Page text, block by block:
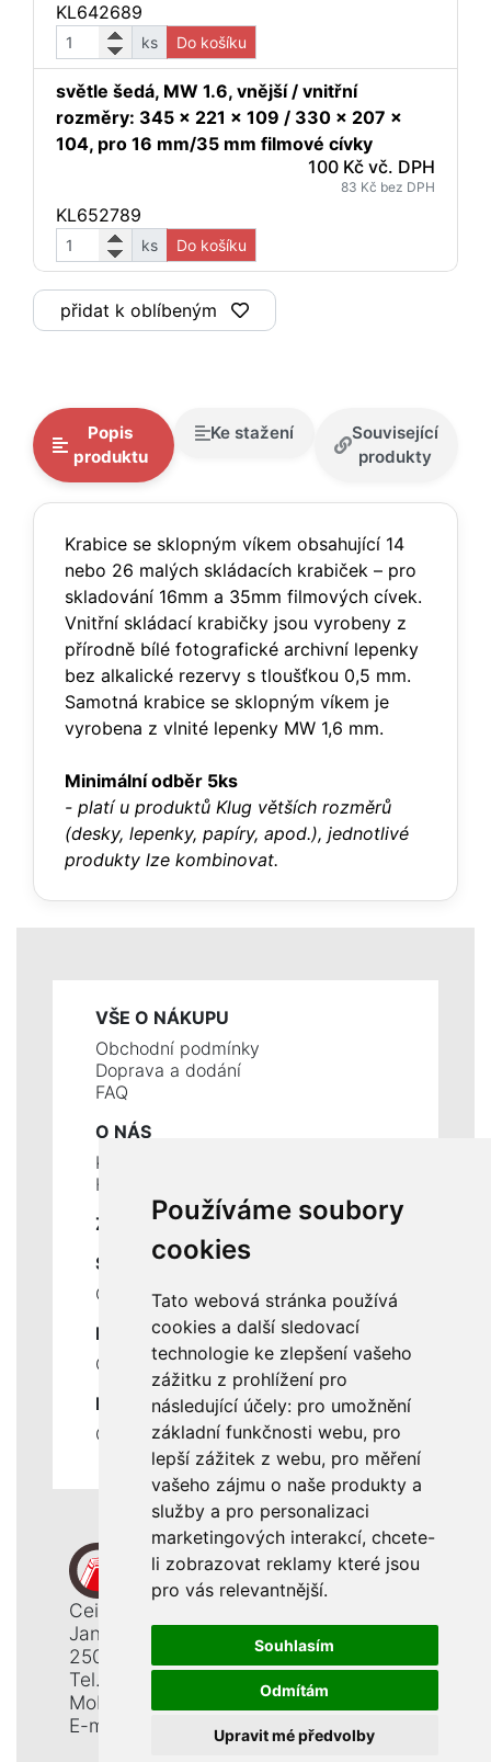
Používáme soubory
cookies
Tato webová stránka používá
cookies a další sledovací
technologie ke zlepšení vašeho
zážitku z prohlížení pro
následující účely: pro umožnění
základní funkčnosti webu, pro
lepší zážitek z webu, pro měření
vašeho zájmu o naše produkty a
služby a pro personalizaci
marketingových interakcí, chcete-
li zobrazovat reklamy které jsou
pro vás relevantnější.
Souhlasím
Odmítám
Upravit mé předvolby
KL642689
ks Do košíku
světle šedá, MW 1.6, vnější / vnitřní
rozměry: 345 x 221 x 109 / 330 x 207 x
104, pro 16 mm/35 mm filmové cívky
100 Kč vč. DPH
83 Kč bez DPH
KL652789
ks Do košíku
přidat k oblíbeným
Popis
produktu
Ke stažení
Související
produkty
Krabice se sklopným víkem obsahující 14
nebo 26 malých skládacích krabiček – pro
skladování 16mm a 35mm filmových cívek.
Vnitřní skládací krabičky jsou vyrobeny z
přírodně bílé fotografické archivní lepenky
bez alkalické rezervy s tloušťkou 0,5 mm.
Samotná krabice se sklopným víkem je
vyrobena z vlnité lepenky MW 1,6 mm.
Minimální odběr 5ks
- platí u produktů Klug větších rozměrů
(desky, lepenky, papíry, apod.), jednotlivé
produkty lze kombinovat.
VŠE O NÁKUPU
Obchodní podmínky
Doprava a dodání
FAQ
O NÁS
Kontakty
Historie a současnost
ZÁKLADNÍ ÚDAJE
SLUŽBY
Ceník servisních prací
DŮLEŽITÉ INFORMACE
Ochrana osobních údajů
RYCHLÉ ODKAZY
Odstoupení od smlouvy
Ceiba, s. r. o.
Jana Opletala 1265
250 01 Brandýs n. L. - St. Boleslav
Tel.: +420 326 911 044
Mobil: +420 777 345 008
E-mail:
info@ceiba.cz